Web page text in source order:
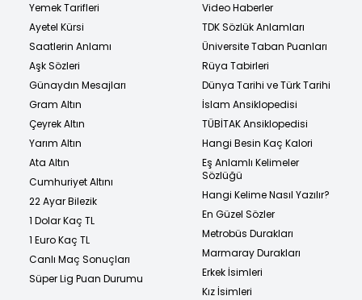
Yemek Tarifleri
Ayetel Kürsi
Saatlerin Anlamı
Aşk Sözleri
Günaydın Mesajları
Gram Altın
Çeyrek Altın
Yarım Altın
Ata Altın
Cumhuriyet Altını
22 Ayar Bilezik
1 Dolar Kaç TL
1 Euro Kaç TL
Canlı Maç Sonuçları
Süper Lig Puan Durumu
Video Haberler
TDK Sözlük Anlamları
Üniversite Taban Puanları
Rüya Tabirleri
Dünya Tarihi ve Türk Tarihi
İslam Ansiklopedisi
TÜBİTAK Ansiklopedisi
Hangi Besin Kaç Kalori
Eş Anlamlı Kelimeler
Sözlüğü
Hangi Kelime Nasıl Yazılır?
En Güzel Sözler
Metrobüs Durakları
Marmaray Durakları
Erkek İsimleri
Kız İsimleri